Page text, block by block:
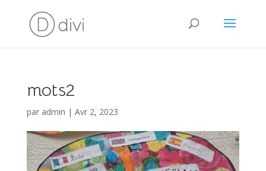
mots2
par admin | Avr 2, 2023